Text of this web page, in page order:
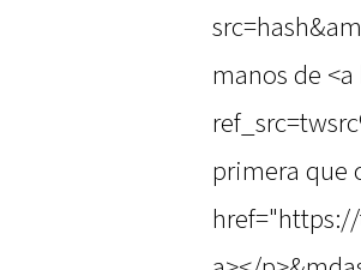
manos de
primera que